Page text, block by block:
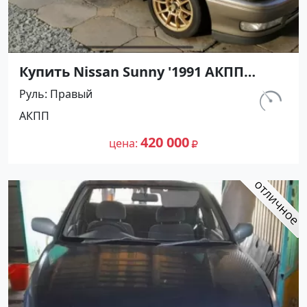
Купить Nissan Sunny '1991 АКПП
(1400/75 л.с.) Бензин инжектор
Воронежская цвет Серый Седан по
цене 420000 рублей, объявление
№27501 на сайте Авторынок23
Руль Правый
АКПП
цена 420 000